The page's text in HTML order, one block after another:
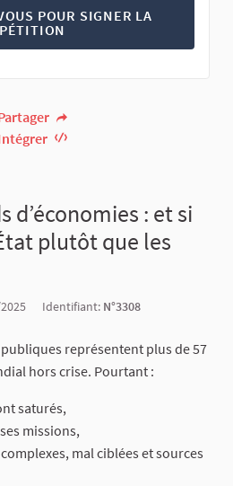
POUR SIGNER LA
PÉTITION
d’économies : et si
plutôt que les
Identifiant: N°3308
publiques représentent plus de 57
hors crise. Pourtant :
saturés,
missions,
mal ciblées et sources